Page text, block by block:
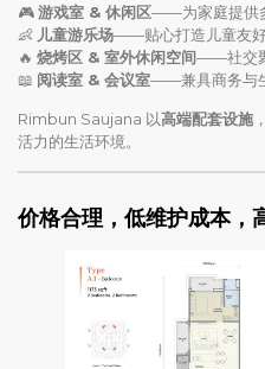
🎮游戏室 & 休闲区——为家庭提供
👶 儿童游乐场——贴心打造儿童友
🔥 烧烤区 & 室外休闲空间——社交
📖 阅读室 & 会议室——兼具商务与
Rimbun Saujana 以高端配套设施
活力的生活环境。
价格合理，低维护成本，